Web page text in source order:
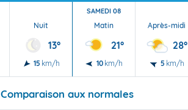
Nuit
13°
15 km/h
SAMEDI 08
Matin
21°
10 km/h
Après-midi
28°
5 km/h
Comparaison aux normales